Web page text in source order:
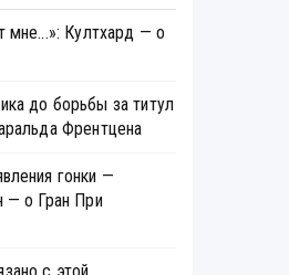
мне...»: Култхард — о
до борьбы за титул
Френтцена
гонки —
— о Гран При
с этой